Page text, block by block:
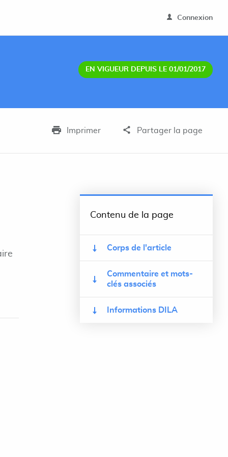
Connexion
EN VIGUEUR DEPUIS LE 01/01/2017
Imprimer Partager la page
Contenu de la page
Corps de l'article
Commentaire et mots-
clés associés
Informations DILA